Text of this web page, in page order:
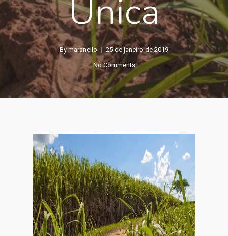
Unica
By maranello
25 de janeiro de 2019
No Comments